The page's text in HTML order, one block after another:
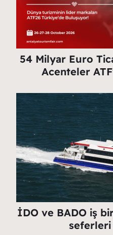
54 Milyar Euro
Acenteler
İDO ve BADO iş
seferleri